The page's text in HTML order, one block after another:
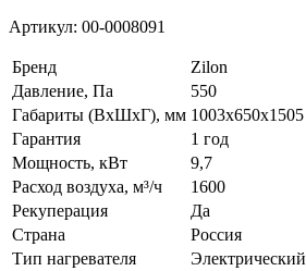
Артикул: 00-0008091
Бренд
Zilon
Давление, Па
550
Габариты (ВхШхГ), мм 1003х650х1505
Гарантия
1 год
Мощность, кВт
9,7
Расход воздуха, м³/ч
1600
Рекуперация
Да
Страна
Россия
Тип нагревателя
Электрический